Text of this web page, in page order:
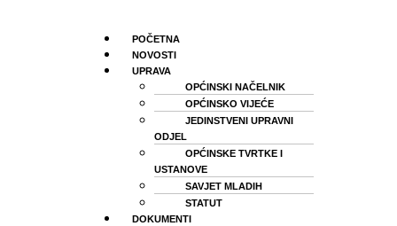
POČETNA
NOVOSTI
UPRAVA
OPĆINSKI NAČELNIK
OPĆINSKO VIJEĆE
JEDINSTVENI UPRAVNI
ODJEL
OPĆINSKE TVRTKE I
USTANOVE
SAVJET MLADIH
STATUT
DOKUMENTI